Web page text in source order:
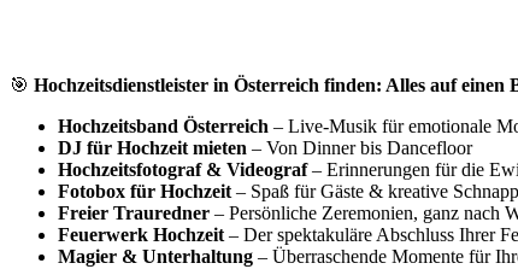
🎯 Hochzeitsdienstleister in Österreich finden: Alles auf einen
Hochzeitsband Österreich – Live-Musik für emotionale
DJ für Hochzeit mieten – Von Dinner bis Dancefloor
Hochzeitsfotograf & Videograf– Erinnerungen für die
Fotobox für Hochzeit – Spaß für Gäste & kreative
Freier Trauredner – Persönliche Zeremonien, ganz nach
Feuerwerk Hochzeit – Der spektakuläre Abschluss Ihrer
Magier & Unterhaltung – Überraschende Momente für